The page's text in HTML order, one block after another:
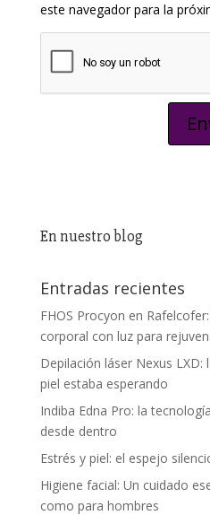
este navegador para la
En nuestro blog
Entradas recientes
FHOS Procyon en
corporal con luz para
Depilación láser Nexus LXD:
piel estaba esperando
Indiba Edna Pro: la
desde dentro
Estrés y piel: el espejo
Higiene facial: Un cuidado
como para hombres